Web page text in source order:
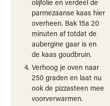
olijfolie en verdeel de
parmezaanse kaas hier
overheen. Bak 15a 20
minuten af totdat de
aubergine gaar is en
de kaas goudbruin.
Verhoog je oven naar
250 graden en laat nu
ook de pizzasteen mee
voorverwarmen.